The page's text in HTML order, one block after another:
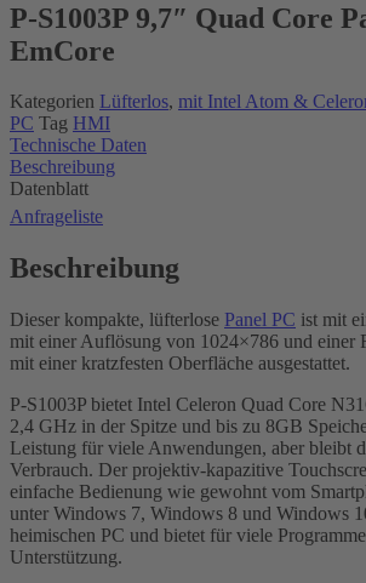
P-S1003P 9,7″ Quad Core
EmCore
Kategorien Lüfterlos, mit Intel Atom &
PC Tag HMI
Technische Daten
Beschreibung
Datenblatt
Anfrageliste
Beschreibung
Dieser kompakte, lüfterlose Panel PC ist mit
mit einer Auflösung von 1024×786 und einer
mit einer kratzfesten Oberfläche ausgestattet.
P-S1003P bietet Intel Celeron Quad Core
2,4 GHz in der Spitze und bis zu 8GB
Leistung für viele Anwendungen, aber bleibt
Verbrauch. Der projektiv-kapazitive
einfache Bedienung wie gewohnt vom
unter Windows 7, Windows 8 und Windows
heimischen PC und bietet für viele
Unterstützung.